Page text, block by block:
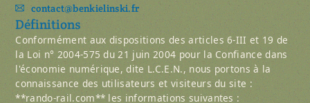
contact@benkielinski.fr
Définitions
Conformément aux dispositions des articles 6-III et 19 de
la Loi n° 2004-575 du 21 juin 2004 pour la Confiance dans
l'économie numérique, dite L.C.E.N., nous portons à la
connaissance des utilisateurs et visiteurs du site :
**rando-rail.com** les informations suivantes :